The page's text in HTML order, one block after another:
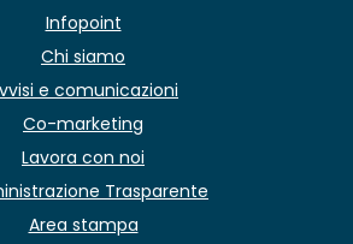
Infopoint
Chi siamo
e comunicazioni
Co-marketing
Lavora con noi
Trasparente
Area stampa